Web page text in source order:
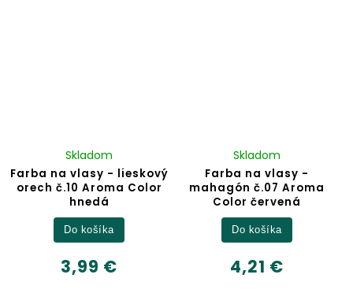
Farba na vlasy - lieskový
orech č.10 Aroma Color
hnedá
Skladom
3,99 €
Do košíka
Farba na vlasy -
mahagón č.07 Aroma
Color červená
Skladom
4,21 €
Do košíka